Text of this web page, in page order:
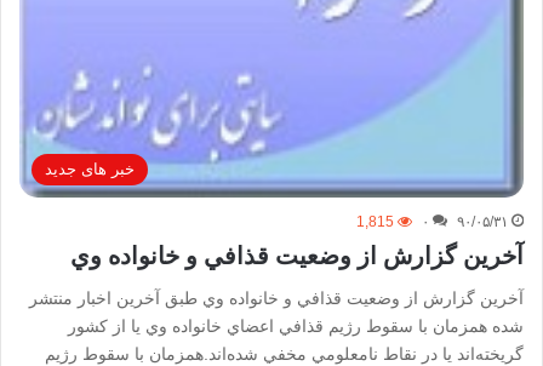
خبر های جدید
۹۰/۰۵/۳۱ ۰ 1,815
آخرين گزارش از وضعيت قذافي و خانواده وي
آخرين گزارش از وضعيت قذافي و خانواده وي طبق آخرين اخبار منتشر
شده همزمان با سقوط رژيم قذافي اعضاي خانواده وي يا از كشور
گريخته‌اند يا در نقاط نامعلومي مخفي شده‌اند.همزمان با سقوط رژيم